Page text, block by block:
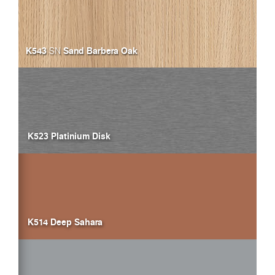
K543SNSand Barbera Oak
K523 Platinium Disk
K514 Deep Sahara